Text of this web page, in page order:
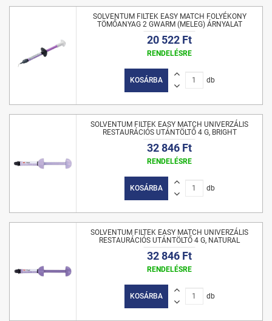
SOLVENTUM FILTEK EASY MATCH FOLYÉKONY
TÖMŐANYAG 2 GWARM (MELEG) ÁRNYALAT
20 522 Ft
RENDELÉSRE
KOSÁRBA db
SOLVENTUM FILTEK EASY MATCH UNIVERZÁLIS
RESTAURÁCIÓS UTÁNTÖLTŐ 4 G, BRIGHT
32 846 Ft
RENDELÉSRE
KOSÁRBA db
SOLVENTUM FILTEK EASY MATCH UNIVERZÁLIS
RESTAURÁCIÓS UTÁNTÖLTŐ 4 G, NATURAL
32 846 Ft
RENDELÉSRE
KOSÁRBA db